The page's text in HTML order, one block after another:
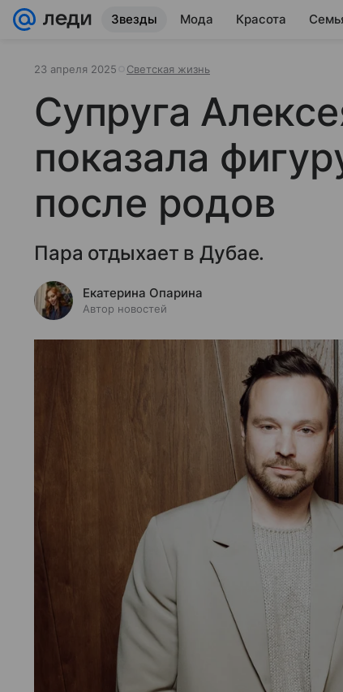
Звезды Мода Красота
23 апреля 2025 Светская жизнь
Супруга
показала
после родов
Пара отдыхает в Дубае.
Екатерина Опарина
Автор новостей